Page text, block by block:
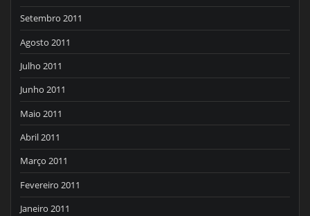
Setembro 2011
Agosto 2011
Julho 2011
Junho 2011
Maio 2011
Abril 2011
Março 2011
Fevereiro 2011
Janeiro 2011